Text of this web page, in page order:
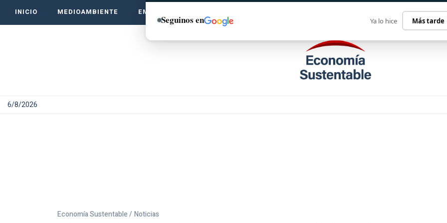
INICIO MEDIOAMBIENTE EMPRENDE VERDE
6/8/2026
Economía Sustentable / Noticias
Seguinos en Ya lo hice Más tarde